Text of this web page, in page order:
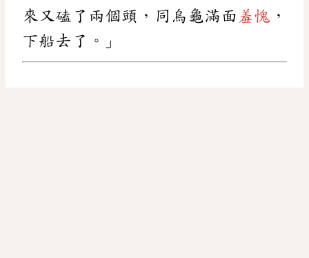
來又磕了兩個頭，同烏龜滿面 羞愧 ，
下船去了。」